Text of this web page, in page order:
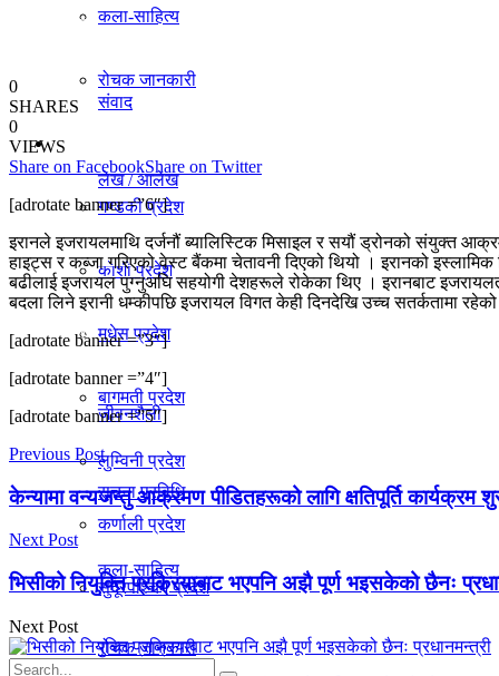
कला-साहित्य
रोचक जानकारी
प्रदेश
गण्डकी प्रदेश
काेशी प्रदेश
मधेस प्रदेश
बागमती प्रदेश
लुम्विनी प्रदेश
कर्णाली प्रदेश
सुदूरपश्चिम प्रदेश
विचार
संवाद
लेख / आलेख
खेलकुद समाचार
विविध
जीवनशैली
सूचना प्रविधि
कला-साहित्य
रोचक जानकारी
0
SHARES
0
VIEWS
Share on FacebookShare on Twitter
[adrotate banner =”6″]
इरानले इजरायलमाथि दर्जनौं ब्यालिस्टिक मिसाइल र सयौं ड्रोनको संयुक्त
हाइट्स र कब्जा गरिएको वेस्ट बैंकमा चेतावनी दिएको थियो । इरानको
बढीलाई इजरायल पुग्नुअघि सहयोगी देशहरूले रोकेका थिए । इरानबाट
बदला लिने इरानी धम्कीपछि इजरायल विगत केही दिनदेखि उच्च सतर्कतामा
[adrotate banner =”3″]
[adrotate banner =”4″]
[adrotate banner =”5″]
Previous Post
केन्यामा वन्यजन्तु आक्रमण पीडितहरूको लागि क्षतिपूर्ति कार्यक्रम
Next Post
भिसीको नियुक्ति प्रक्रियाबाट भएपनि अझै पूर्ण भइसकेको छैनः
Next Post